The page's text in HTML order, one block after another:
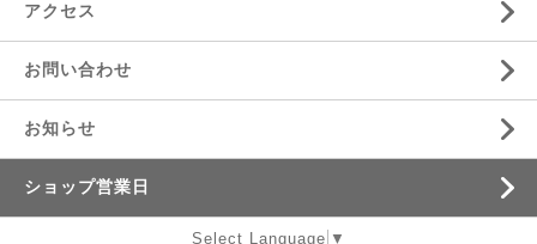
アクセス
お問い合わせ
お知らせ
ショップ営業日
Select Language ▼